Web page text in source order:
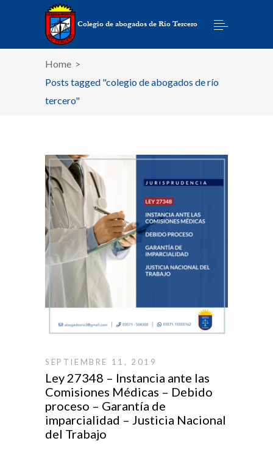
Home >
Posts tagged "colegio de abogados de río
tercero"
SEPTIEMBRE 11, 2019
Ley 27348 – Instancia ante las
Comisiones Médicas – Debido
proceso – Garantía de
imparcialidad – Justicia Nacional
del Trabajo